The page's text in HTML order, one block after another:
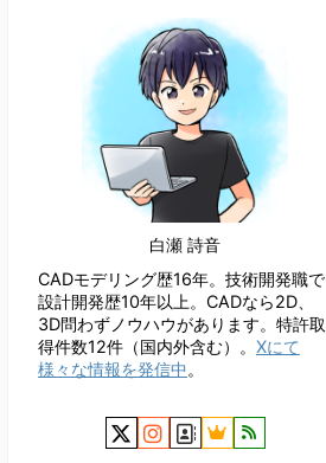
白瀬 詩音
CADモデリング歴16年。技術開発職で
設計開発歴10年以上。CADなら2D、
3D問わずノウハウがあります。特許取
得件数12件（国内外含む）。 Xにて
様々な情報を発信中 。